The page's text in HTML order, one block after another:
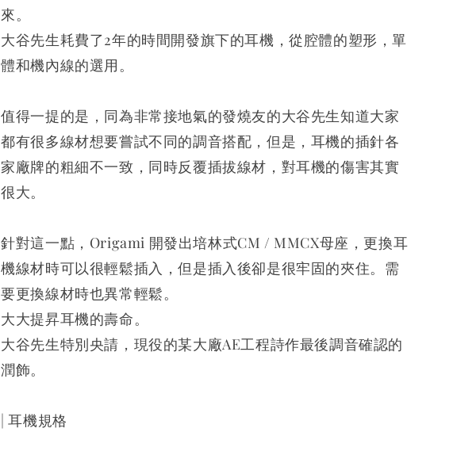
來。
大谷先生耗費了2年的時間開發旗下的耳機，從腔體的塑形，單
體和機內線的選用。
值得一提的是，同為非常接地氣的發燒友的大谷先生知道大家
都有很多線材想要嘗試不同的調音搭配，但是，耳機的插針各
家廠牌的粗細不一致，同時反覆插拔線材，對耳機的傷害其實
很大。
針對這一點，Origami 開發出培林式CM / MMCX母座，更換耳
機線材時可以很輕鬆插入，但是插入後卻是很牢固的夾住。需
要更換線材時也異常輕鬆。
大大提昇耳機的壽命。
大谷先生特別央請，現役的某大廠AE工程詩作最後調音確認的
潤飾。
| 耳機規格